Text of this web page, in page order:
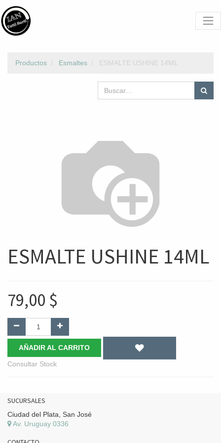
Productos Esmaltes ESMALTE USHINE 14ML
ESMALTE USHINE 14ML
79,00 $
AÑADIR AL CARRITO
Consultar Stock
SUCURSALES
Ciudad del Plata, San José
Av. Uruguay 0336